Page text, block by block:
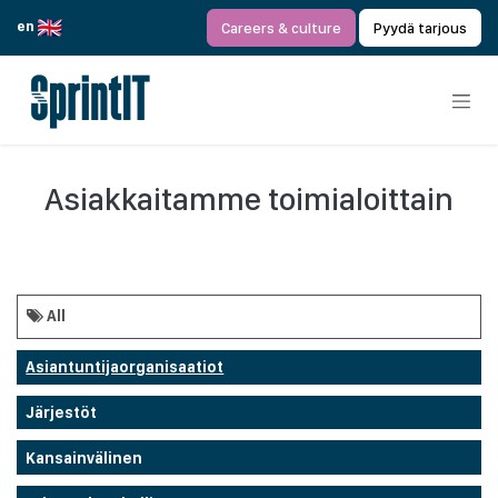
en
Careers & culture Pyydä tarjous
Asiakkaitamme toimialoittain
All
Asiantuntijaorganisaatiot
Järjestöt
Kansainvälinen